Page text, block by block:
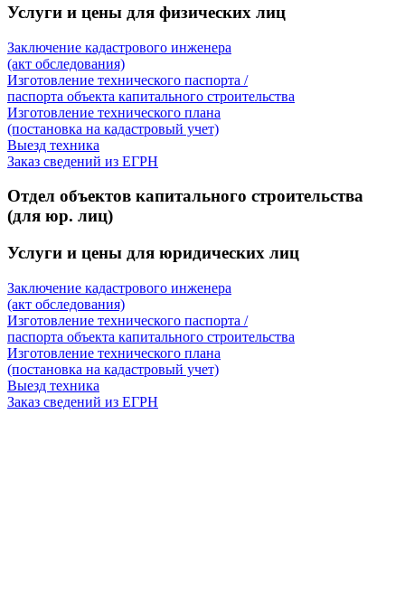
Услуги и цены для физических лиц
Заключение кадастрового инженера
(акт обследования)
Изготовление технического паспорта /
паспорта объекта капитального строительства
Изготовление технического плана
(постановка на кадастровый учет)
Выезд техника
Заказ сведений из ЕГРН
Отдел объектов капитального строительства
(для юр. лиц)
Услуги и цены для юридических лиц
Заключение кадастрового инженера
(акт обследования)
Изготовление технического паспорта /
паспорта объекта капитального строительства
Изготовление технического плана
(постановка на кадастровый учет)
Выезд техника
Заказ сведений из ЕГРН